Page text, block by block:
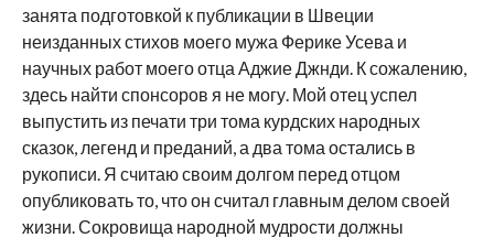
занята подготовкой к публикации в Швеции
неизданных стихов моего мужа Ферике Усева и
научных работ моего отца Аджие Джнди. К сожалению,
здесь найти спонсоров я не могу. Мой отец успел
выпустить из печати три тома курдских народных
сказок, легенд и преданий, а два тома остались в
рукописи. Я считаю своим долгом перед отцом
опубликовать то, что он считал главным делом своей
жизни. Сокровища народной мудрости должны